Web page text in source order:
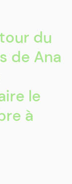
du
de Ana
le
à